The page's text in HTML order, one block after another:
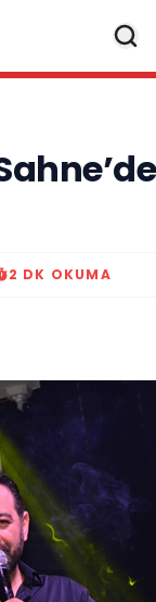
2 DK OKUMA